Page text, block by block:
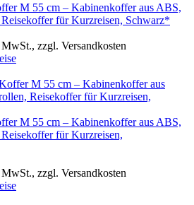
M 55 cm – Kabinenkoffer aus ABS,
für Kurzreisen, Schwarz*
zzgl. Versandkosten
M 55 cm – Kabinenkoffer aus ABS,
für Kurzreisen,
zzgl. Versandkosten